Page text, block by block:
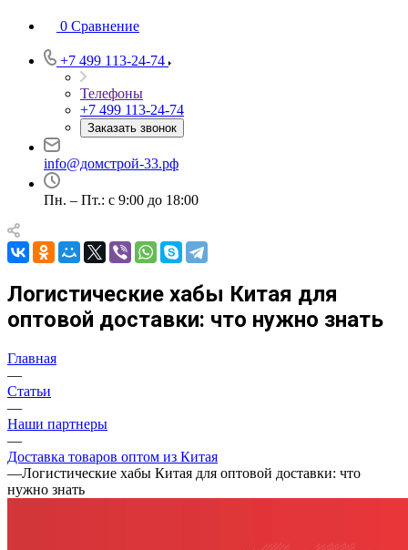
0 Сравнение
+7 499 113-24-74
Телефоны
+7 499 113-24-74
Заказать звонок
info@домстрой-33.рф
Пн. – Пт.: с 9:00 до 18:00
Логистические хабы Китая для
оптовой доставки: что нужно знать
Главная
—
Статьи
—
Наши партнеры
—
Доставка товаров оптом из Китая
—Логистические хабы Китая для оптовой доставки: что
нужно знать